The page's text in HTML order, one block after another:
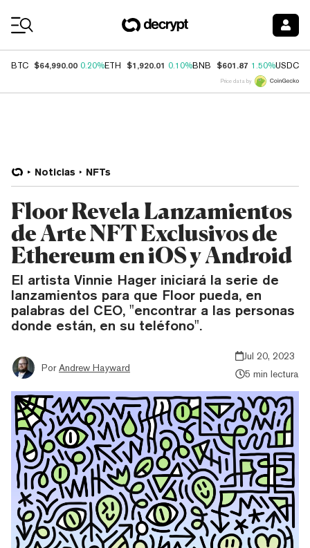
BTC $64,990.00 0.20%ETH $1,920.01 0.10%BNB $601.87 1.50%USDC
Price data by
Noticias NFTs
Floor Revela Lanzamientos
de Arte NFT Exclusivos de
Ethereum en iOS y Android
El artista Vinnie Hager iniciará la serie de
lanzamientos para que Floor pueda, en
palabras del CEO, "encontrar a las personas
donde están, en su teléfono".
Por Andrew Hayward
Jul 20, 2023
5 min lectura